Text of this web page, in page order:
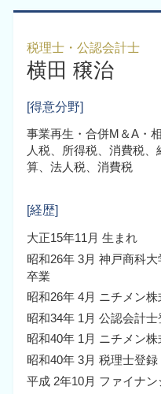
企業再編のための
事業譲渡 手続き
会社設立後 手続き
会社設立 代理人
会社設立 費用
会社設立 必要書類
起業時 税金
会計業務 大阪市 中
税務申告 大阪市 北区
組織再編 大阪市
税務調査 大阪市
税務申告 大阪市 税
税務申告 大阪市
税務顧問 大阪府
税理士・公認会計士
横田 穣治
[得意分野]
事業再生・合併M＆A・
人税、所得税、消費税
算、法人税、消費税
[経歴]
大正15年11月 生まれ
昭和26年 3月 神戸商科
卒業
昭和26年 4月 ニチメン
昭和34年 1月 公認会計士
昭和40年 1月 ニチメン
昭和40年 3月 税理士登録
平成 2年10月 ファイナ